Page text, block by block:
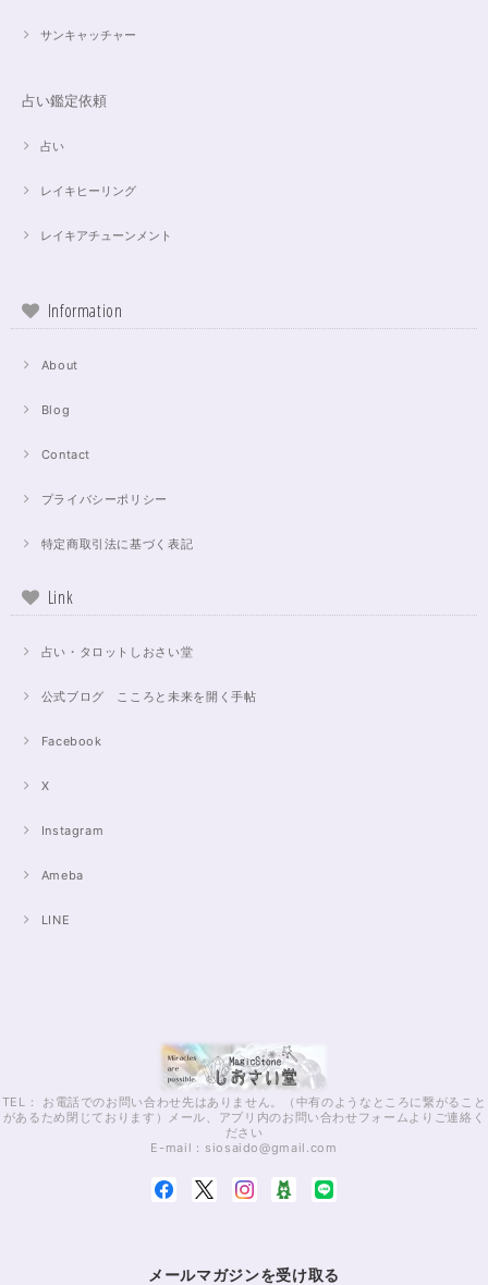
サンキャッチャー
占い鑑定依頼
占い
レイキヒーリング
レイキアチューンメント
Information
About
Blog
Contact
プライバシーポリシー
特定商取引法に基づく表記
Link
占い・タロットしおさい堂
公式ブログ こころと未来を開く手帖
Facebook
X
Instagram
Ameba
LINE
TEL： お電話でのお問い合わせ先はありません。（中有のようなところに繋がること
があるため閉じております）メール、アプリ内のお問い合わせフォームよりご連絡く
ださい
E-mail： siosaido@gmail.com
メールマガジンを受け取る